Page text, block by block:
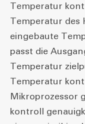
Temperatur
Temperatur des
eingebaute
passt die
Temperatur
Temperatur
Mikroprozessor
kontroll